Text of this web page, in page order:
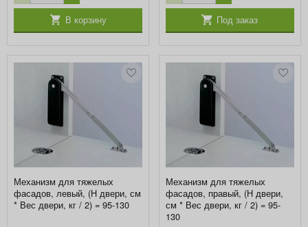
В корзину Под заказ
Механизм для тяжелых
фасадов, левый, (H двери, см
* Вес двери, кг / 2) = 95-130
Механизм для тяжелых
фасадов, правый, (H двери,
см * Вес двери, кг / 2) = 95-
130